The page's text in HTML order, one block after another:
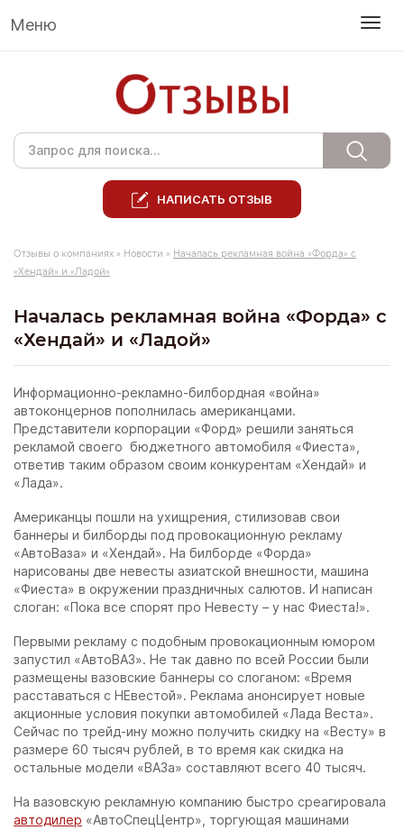
Меню
НАПИСАТЬ ОТЗЫВ
Отзывы о компаниях » Новости » Началась рекламная война «Форда» с
«Хендай» и «Ладой»
Началась рекламная война «Форда» с
«Хендай» и «Ладой»
Информационно-рекламно-билбордная «война»
автоконцернов пополнилась американцами.
Представители корпорации «Форд» решили заняться
рекламой своего бюджетного автомобиля «Фиеста»,
ответив таким образом своим конкурентам «Хендай» и
«Лада».
Американцы пошли на ухищрения, стилизовав свои
баннеры и билборды под провокационную рекламу
«АвтоВаза» и «Хендай». На билборде «Форда»
нарисованы две невесты азиатской внешности, машина
«Фиеста» в окружении праздничных салютов. И написан
слоган: «Пока все спорят про Невесту – у нас Фиеста!».
Первыми рекламу с подобным провокационным юмором
запустил «АвтоВАЗ». Не так давно по всей России были
размещены вазовские баннеры со слоганом: «Время
расставаться с НЕвестой». Реклама анонсирует новые
акционные условия покупки автомобилей «Лада Веста».
Сейчас по трейд-ину можно получить скидку на «Весту» в
размере 60 тысяч рублей, в то время как скидка на
остальные модели «ВАЗа» составляют всего 40 тысяч.
На вазовскую рекламную компанию быстро среагировала
автодилер «АвтоСпецЦентр», торгующая машинами